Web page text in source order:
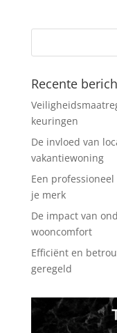
Recente
keuringen
De invloed van
vakantiewoning
Een
je merk
De impact van
wooncomfort
Efficiënt en
geregeld